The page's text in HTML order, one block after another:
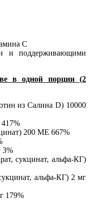
C
и поддерживающими
в одной порции (2
из Салина D) 10000
200 МЕ 667%
3%
сукцинат, альфа-КГ)
альфа-КГ) 2 мг
179%